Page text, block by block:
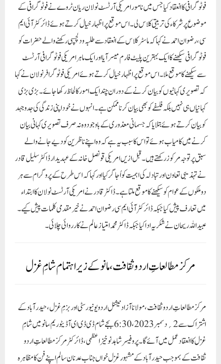
فوٹوگرافی کا انعقاد کیا جس میں نامور امریکی آرٹسٹ نولان ریان ٹروے نے فوٹوگرافی کے
موضوع پر شرکاء کی تربیتی کلاس لی۔ اس موقع پر اظہار خیال کرتے ہوئے ڈائرکٹر آئی ایم
سی، رضوان احمدنے کہا کہ ماسٹر کلاس کے انعقاد سے طلبہ و دلچسپی رکھنے والے حضرات کو
فوٹوگرافی سیکھنے کا ایک بہترین پلیٹ فارم میسر آیا اور ایک ماہر امریکی فوٹوگرافی آرٹسٹ
سے سیکھنے کا موقع ملا۔اس موقع پر اظہار خیال کرتے ہوئے امریکی فوٹوگرافر نولان نے کہا
کہ تصویری کہانیوں کو بیان کرنے کے دوران چند ایک امور کا لحاظ رکھا جائے۔ بڑی بڑی
کہانیاں ہی نہیں بلکہ فلسفے کو بھی بیان کرنا ممکن ہے۔ انہوں نے خود اپنی زندگی کی جدوجہد
کو بیان کرتے ہوئے بتلایا کہ جسمانی معذوری کے باوجود وہ نہ صرف تصویری کہانی بیان
کرنے میں کامیاب ہوئے تو اس کا سبب یہ ہے کہ وہ اپنے ناظرین کو دیے جانے والے
سبق پر توجہ مرکوز رکھتے ہیں۔قبل ازیں امریکی قونصل خانہ کے عہدیدار ڈاکٹر سلیل قادر
نے تہذیبی تعاون اور تبادلہ کی اہمیت کو اُجاگر کیا اور کہا کہ اس طرح کے پروگرام سے ہر
دو ملکوں کے عوام کو سیکھنے کا موقع ملتا ہے۔ ڈاکٹر قادر نے امریکی آرٹسٹ نولان کا ابتداء
میں تعارف پیش کیا جبکہ ڈائرکٹر آئی ایم سی رضوان احمد نے خیر مقدمی کلمات پیش کیے۔
عبیداللہ ریحان نے شکریہ ادا کیا جبکہ ڈاکٹر محمد امتیاز عالم نے کارروائی چلائی۔
مرکز مطالعاتِ اردو ثقافت ، مانو کے زیر اہتمام شامِ غزل
مرکز مطالعاتِ اردو ثقافت ، مولانا آزاد نیشنل اردو یونیورسٹی اور بزمِ غزل ، حیدرآباد کے
اشتراک سے 2؍ دسمبر 2023، 6:30بجے شام ڈی ڈی ای آڈیٹوریم ، مانو میں شامِ
غزل کا انعقاد عمل میں آئے گا ۔ پروفیسر شاہد نوخیز اعظمی، ڈائرکٹر مرکز مطالعاتِ اردو
ثقافت کے بموجب حیدرآباد کے مشہور غزل خواں جناب عدنان سالم اپنے فن کا مظاہرہ